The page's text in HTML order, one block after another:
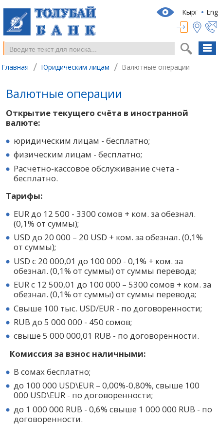
Eng
Кырг
Главная / Юридическим лицам / Валютные операции
Валютные операции
Открытие текущего счёта в иностранной
валюте:
юридическим лицам - бесплатно;
физическим лицам - бесплатно;
Расчетно-кассовое обслуживание счета -
бесплатно.
Тарифы:
EUR до 12 500 - 3300 сомов + ком. за обезнал.
(0,1% от суммы);
USD до 20 000 – 20 USD + ком. за обезнал. (0,1%
от суммы);
USD с 20 000,01 до 100 000 - 0,1% + ком. за
обезнал. (0,1% от суммы) от суммы перевода;
EUR с 12 500,01 до 100 000 – 5300 сомов + ком. за
обезнал. (0,1% от суммы) от суммы перевода;
Свыше 100 тыс. USD/EUR - по договоренности;
RUB до 5 000 000 - 450 сомов;
свыше 5 000 000,01 RUB - по договоренности.
Комиссия за взнос наличными:
В сомах бесплатно;
до 100 000 USD\EUR – 0,00%-0,80%, свыше 100
000 USD\EUR - по договоренности;
до 1 000 000 RUB - 0,6% свыше 1 000 000 RUB - по
договоренности.